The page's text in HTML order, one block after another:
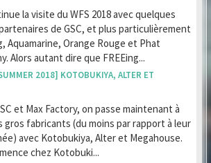
la visite du WFS 2018 avec quelques
de GSC, et plus particulièrement
Aquamarine, Orange Rouge et Phat
Alors autant dire que FREEing...
2018] KOTOBUKIYA, ALTER ET
et Max Factory, on passe maintenant à
gros fabricants (du moins par rapport à leur
avec Kotobukiya, Alter et Megahouse.
chez Kotobuki...